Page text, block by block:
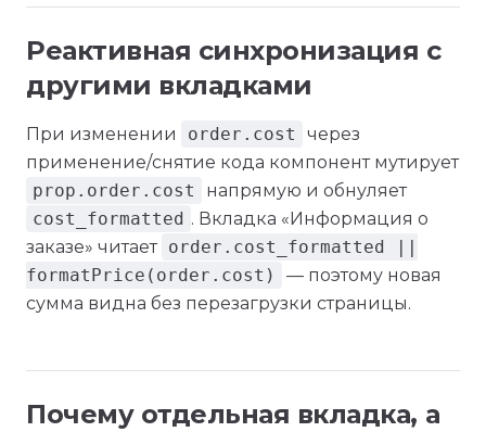
Реактивная синхронизация с
другими вкладками
При изменении order.cost
через
применение/снятие кода компонент мутирует
prop.order.cost
напрямую и обнуляет
cost_formatted . Вкладка «Информация о
заказе» читает order.cost_formatted ||
formatPrice(order.cost)
— поэтому новая
сумма видна без перезагрузки страницы.
Почему отдельная вкладка, а